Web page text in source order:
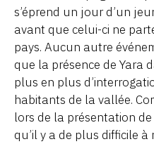
s’éprend un jour d’un
avant que celui-ci ne
pays. Aucun autre
que la présence de Yara
plus en plus
habitants de la vallée.
lors de la présentation
qu’il y a de plus difficile à